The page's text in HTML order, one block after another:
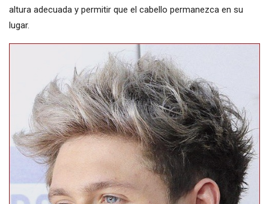
altura adecuada y permitir que el cabello permanezca en su
lugar.